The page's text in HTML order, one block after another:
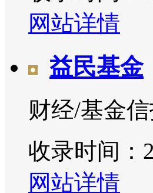
网站详情
益民基金
财经/基金
收录时间：
网站详情